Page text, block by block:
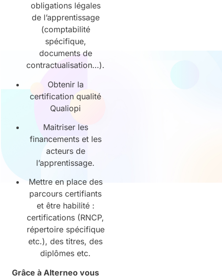
obligations légales
de l’apprentissage
(comptabilité
spécifique,
documents de
contractualisation…).
Obtenir la
certification qualité
Qualiopi
Maitriser les
financements et les
acteurs de
l’apprentissage.
Mettre en place des
parcours certifiants
et être habilité :
certifications (RNCP,
répertoire spécifique
etc.), des titres, des
diplômes etc.
Grâce à Alterneo vous